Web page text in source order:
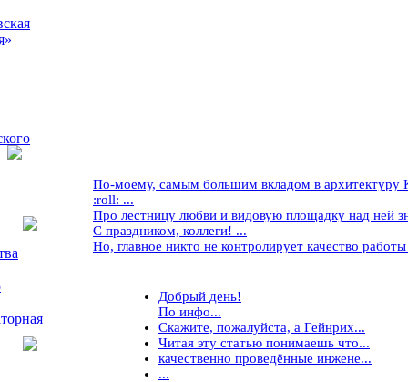
По-моему, самым большим вкладом в архитектуру
:roll: ...
Про лестницу любви и видовую площадку над ней
С праздником, коллеги! ...
Но, главное никто не контролирует качество
Добрый день!
По инфо...
Скажите, пожалуйста, а Гейнрих...
Читая эту статью понимаешь что...
качественно проведённые инжене...
...